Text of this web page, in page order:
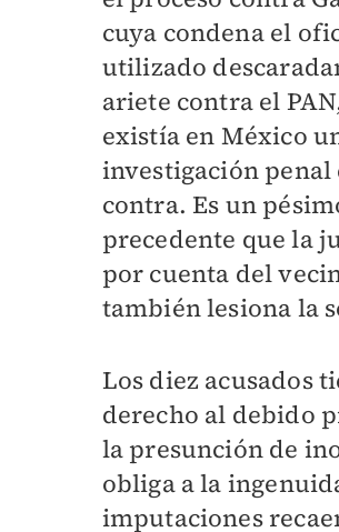
cuya condena el
utilizado
ariete contra el
existía en México
investigación penal
contra. Es un
precedente que la
por cuenta del
también lesiona la
Los diez acusados
derecho al debido
la presunción de
obliga a la
imputaciones